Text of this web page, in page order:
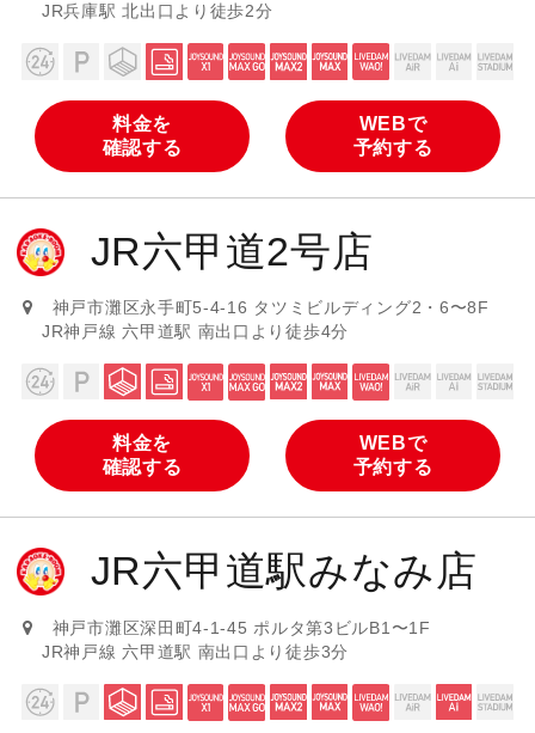
JR兵庫駅 北出口より徒歩2分
料金を
確認する
WEBで
予約する
JR六甲道2号店
神戸市灘区永手町5-4-16 タツミビルディング2・6〜8F
JR神戸線 六甲道駅 南出口より徒歩4分
料金を
確認する
WEBで
予約する
JR六甲道駅みなみ店
神戸市灘区深田町4-1-45 ポルタ第3ビルB1〜1F
JR神戸線 六甲道駅 南出口より徒歩3分